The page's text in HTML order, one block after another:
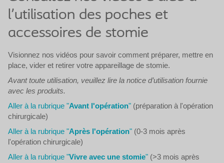
l'utilisation des poches et
accessoires de stomie
Visionnez nos vidéos pour savoir comment préparer, mettre en
place, vider et retirer votre appareillage de stomie.
Avant toute utilisation, veuillez lire la notice d’utilisation fournie
avec les produits.
Aller à la rubrique "Avant l'opération" (préparation à l'opération
chirurgicale)
Aller à la rubrique "Après l'opération" (0-3 mois après
l'opération chirurgicale)
Aller à la rubrique "Vivre avec une stomie" (>3 mois après